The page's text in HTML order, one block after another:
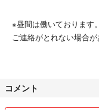
※昼間は働いております。
ご連絡がとれない場合
※写真での販売になりま
コメント